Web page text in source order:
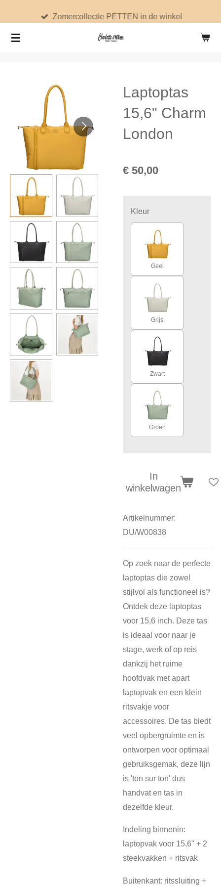
direct
naar
Zomercollectie PETTEN in de winkel
Laptoptas
15,6" Charm
London
€ 50,00
Kleur
Geel
Grijs
Zwart
Groen
In
winkelwagen
Artikelnummer:
DU/W00838
Op zoek naar de perfecte
laptoptas die zowel
stijlvol als functioneel is?
Ontdek deze laptoptas
voor 15,6 inch. Deze tas
is ideaal voor naar je
stage, werk of op reis
dankzij het ruime
hoofdvak met apart
laptopvak en een klein
ritsvakje voor
accessoires. De tas biedt
veel opbergruimte en is
ontworpen voor optimaal
gebruiksgemak, deze lijn
is 'ton sur ton' dus
handvat en tas in
dezelfde kleur.
Indeling binnenin:
laptopvak voor 15,6" + 2
steekvakken + ritsvak
Buitenkant: ritssluiting +